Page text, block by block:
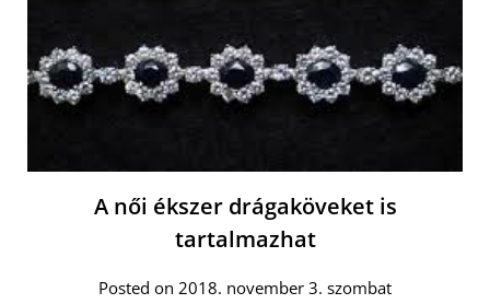
A női ékszer drágaköveket is
tartalmazhat
Posted on 2018. november 3. szombat